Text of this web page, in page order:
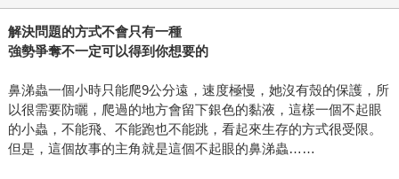
解決問題的方式不會只有一種
強勢爭奪不一定可以得到你想要的
鼻涕蟲一個小時只能爬9公分遠，速度極慢，她沒有殼的保護，所
以很需要防曬，爬過的地方會留下銀色的黏液，這樣一個不起眼
的小蟲，不能飛、不能跑也不能跳，看起來生存的方式很受限。
但是，這個故事的主角就是這個不起眼的鼻涕蟲……